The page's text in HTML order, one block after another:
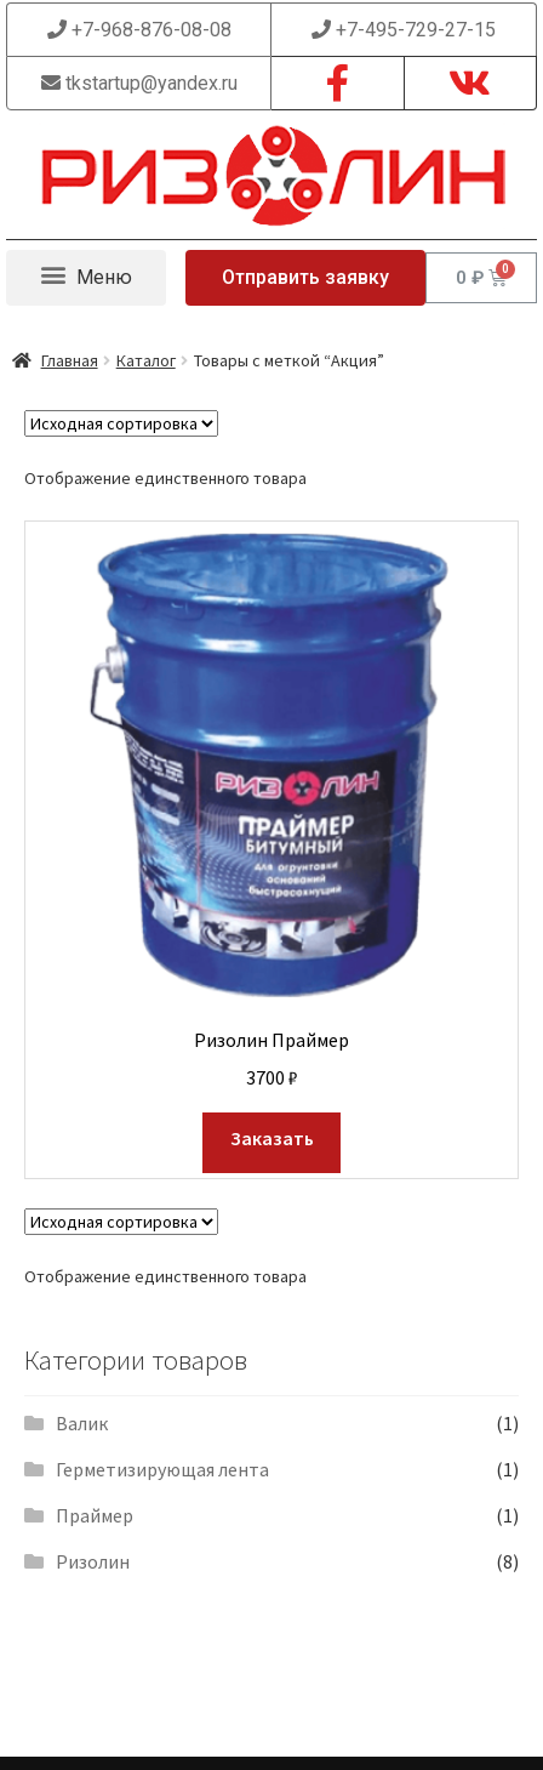
+7-968-876-08-08 +7-495-729-27-15
tkstartup@yandex.ru
Отправить заявку 0 ₽
Главная Каталог Товары с меткой “Акция”
Отображение единственного товара
Заказать
Ризолин Праймер
3700 ₽
Отображение единственного товара
Категории товаров
Валик
(1)
Герметизирующая лента
(1)
Праймер
(1)
Ризолин
(8)